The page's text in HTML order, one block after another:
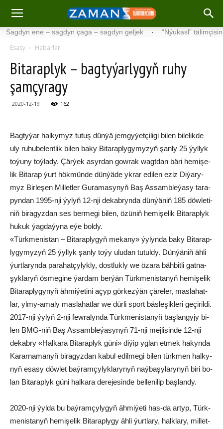
ene – sagdyn çaga – sagdyn geljek · “Nýukasl” tälimçisini
Esasy Habarlar
Bi­ta­rap­lyk – bag­ty­ýar­ly­gyň ru­hy
şam­çy­ra­gy
2020-12-19 162
Bag­ty­ýar hal­ky­myz tu­tuş dün­ýä jem­gy­ýet­çi­li­gi bi­len bi­le­lik­de
uly ru­hu­be­lent­lik bi­len ba­ky Bi­ta­rap­ly­gy­my­zyň şan­ly 25 ýyl­lyk
to­ýu­ny toý­la­dy. Çär­ýek asyr­dan gow­rak wagt­dan bä­ri he­mi­şe­
lik Bi­ta­rap ýurt hök­mün­de dün­ýä­de yk­rar edi­len eziz Di­ýa­ry­
myz Bir­le­şen Mil­let­ler Gu­ra­ma­sy­nyň Baş As­samb­le­ýa­sy ta­ra­
pyn­dan 1995-nji ýy­lyň 12-nji de­kab­ryn­da dün­ýä­niň 185 döw­le­ti­
niň bi­ra­gyz­dan ses ber­me­gi bi­len, özü­niň hemişelik Bi­ta­rap­lyk
hu­kuk ýag­da­ýy­na eýe bol­dy.
«Türk­me­nis­tan – Bi­ta­rap­ly­gyň me­ka­ny» ýy­lyn­da ba­ky Bi­ta­rap­
ly­gy­my­zyň 25 ýyl­lyk şanly to­ýy ulu­dan tu­tul­dy. Dün­ýä­niň äh­li
ýurt­la­ryn­da pa­ra­hat­çy­lyk­ly, dost­luk­ly we öza­ra bäh­bit­li gat­na­
şyk­la­ryň ös­me­gi­ne ýar­dam ber­ýän Türk­me­nis­ta­nyň he­mi­şe­lik
Bi­ta­rap­ly­gy­nyň äh­mi­ýe­ti­ni açyp gör­kez­ýän çä­re­ler, mas­la­hat­
lar, yl­my-ama­ly mas­la­hat­lar we dür­li sport bäs­le­şik­le­ri ge­çi­ril­di.
2017-nji ýy­lyň 2-nji few­ra­lyn­da Türk­me­nis­ta­nyň baş­lan­gy­jy bi­
len BMG-niň Baş As­samb­le­ýa­sy­nyň 71-nji mej­li­sin­de 12-nji
de­kab­ry «Hal­ka­ra Bi­ta­rap­lyk gü­ni» di­ýip yg­lan et­mek ha­kyn­da
Ka­rar­na­manyň bi­ra­gyz­dan ka­bul edil­me­gi bi­len türk­men hal­ky­
nyň esa­sy döw­let baý­ram­çy­lyk­la­ry­nyň naý­ba­şy­la­ry­nyň bi­ri bo­
lan Bi­ta­rap­lyk gü­ni hal­ka­ra de­re­je­sin­de bel­le­ni­lip baş­lan­dy.
2020-nji ýyl­da bu baý­ram­çy­ly­gyň äh­mi­ýe­ti has-da ar­typ, Türk­
me­nis­ta­nyň he­mi­şe­lik Bi­ta­rap­ly­gy­ äh­li ýurt­la­ry, halk­la­ry, mil­let­